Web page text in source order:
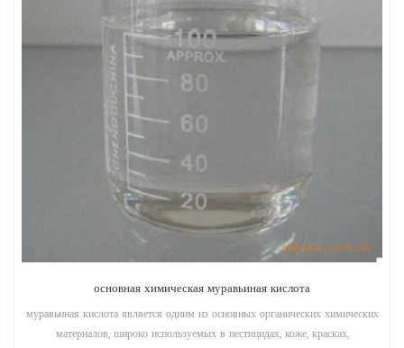
основная химическая муравьиная кислота
муравьиная кислота является одним из основных органических химических
материалов, широко используемых в пестицидах, коже, красках,